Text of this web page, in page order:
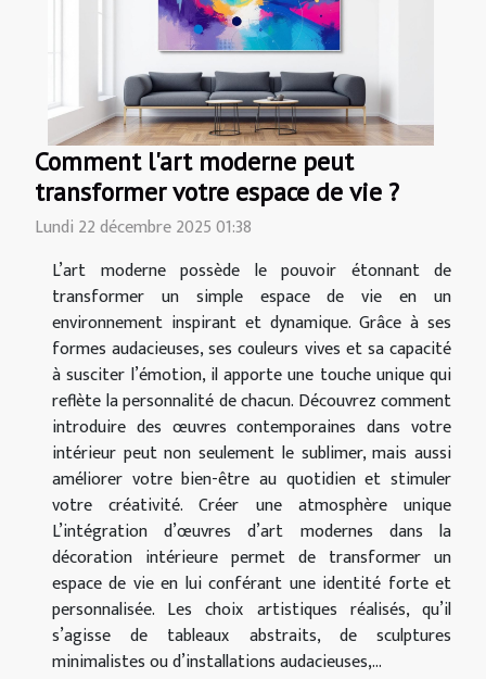
Comment l'art moderne peut
transformer votre espace de vie ?
Lundi 22 décembre 2025 01:38
L’art moderne possède le pouvoir étonnant de
transformer un simple espace de vie en un
environnement inspirant et dynamique. Grâce à ses
formes audacieuses, ses couleurs vives et sa capacité
à susciter l’émotion, il apporte une touche unique qui
reflète la personnalité de chacun. Découvrez comment
introduire des œuvres contemporaines dans votre
intérieur peut non seulement le sublimer, mais aussi
améliorer votre bien-être au quotidien et stimuler
votre créativité. Créer une atmosphère unique
L’intégration d’œuvres d’art modernes dans la
décoration intérieure permet de transformer un
espace de vie en lui conférant une identité forte et
personnalisée. Les choix artistiques réalisés, qu’il
s’agisse de tableaux abstraits, de sculptures
minimalistes ou d’installations audacieuses,...